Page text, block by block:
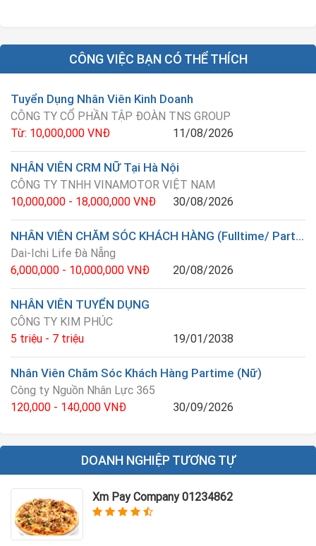
CÔNG VIỆC BẠN CÓ THỂ THÍCH
Tuyển Dụng Nhân Viên Kinh Doanh
CÔNG TY CỔ PHẦN TẬP ĐOÀN TNS GROUP
Từ: 10,000,000 VNĐ
11/08/2026
NHÂN VIÊN CRM NỮ Tại Hà Nội
CÔNG TY TNHH VINAMOTOR VIỆT NAM
10,000,000 - 18,000,000 VNĐ
30/08/2026
NHÂN VIÊN CHĂM SÓC KHÁCH HÀNG (Fulltime/ Parttime)
Dai-Ichi Life Đà Nẵng
6,000,000 - 10,000,000 VNĐ
20/08/2026
NHÂN VIÊN TUYỂN DỤNG
CÔNG TY KIM PHÚC
5 triệu - 7 triệu
19/01/2038
Nhân Viên Chăm Sóc Khách Hàng Partime (Nữ)
Công ty Nguồn Nhân Lực 365
120,000 - 140,000 VNĐ
30/09/2026
DOANH NGHIỆP TƯƠNG TỰ
Xm Pay Company 01234862